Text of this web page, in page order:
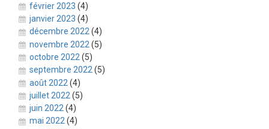
février 2023 (4)
janvier 2023 (4)
décembre 2022(4)
novembre 2022 (5)
octobre 2022 (5)
septembre 2022(5)
août 2022 (4)
juillet 2022 (5)
juin 2022 (4)
mai 2022(4)